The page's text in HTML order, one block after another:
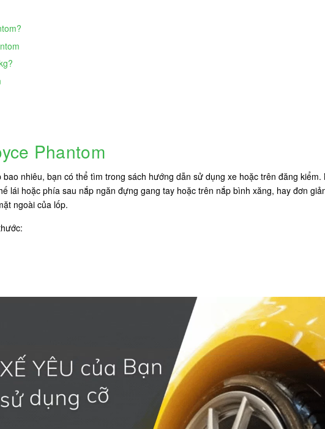
Phantom
nhiêu, bạn có thể tìm trong sách hướng dẫn sử dụng xe hoặc trên đăng
lái hoặc phía sau nắp ngăn đựng gang tay hoặc trên nắp bình xăng, hay đơn
ngoài của lốp.